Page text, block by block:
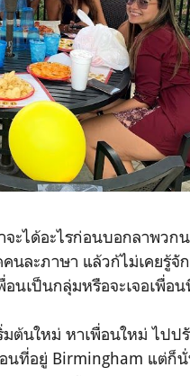
ะได้อะไรก่อนบอกลาพวก
คนละภาษา แล้วก้ไม่เคยรู้
นเป็นกลุ่มหรือจะเจอเพื่อ
ต้นใหม่ หาเพื่อนใหม่ ไปป
นที่อยู่ Birmingham แต่ก็นั่